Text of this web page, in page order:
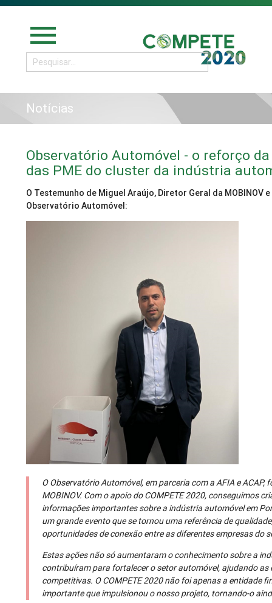
menu
Notícias
Observatório Automóvel - o reforço
das PME do cluster da indústria
O Testemunho de Miguel Araújo, Diretor Geral da MOBINOV
Observatório Automóvel:
O Observatório Automóvel, em parceria com a AFIA e
MOBINOV. Com o apoio do COMPETE 2020, conseguimos
informações importantes sobre a indústria automóvel em
um grande evento que se tornou uma referência de
oportunidades de conexão entre as diferentes empresas do
Estas ações não só aumentaram o conhecimento sobre a
contribuíram para fortalecer o setor automóvel, ajudando as
competitivas. O COMPETE 2020 não foi apenas a entidade
importante que impulsionou o nosso projeto, tornando-o